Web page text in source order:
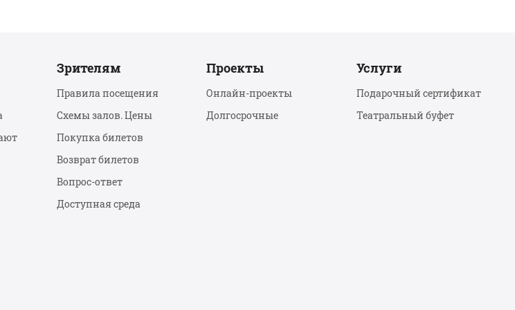
Зрителям
Правила посещения
Схемы залов. Цены
Покупка билетов
Возврат билетов
Вопрос-ответ
Доступная среда
Проекты
Онлайн-проекты
Долгосрочные
Услуги
Подарочный сертификат
Театральный буфет